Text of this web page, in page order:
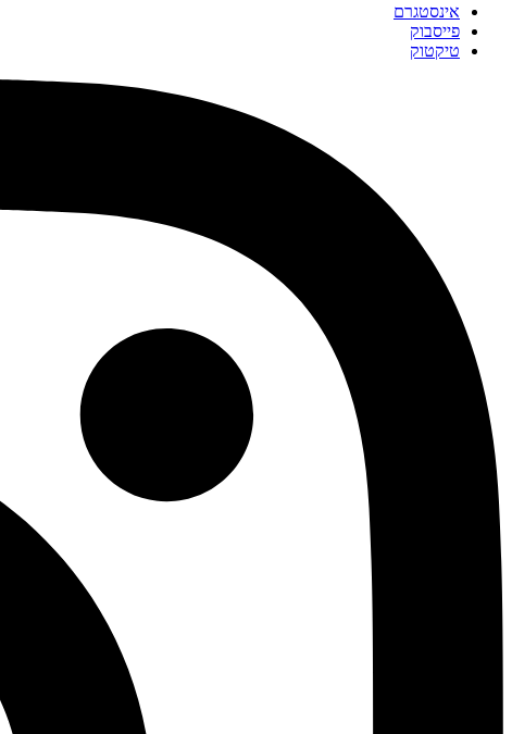
אינסטגרם
פייסבוק
טיקטוק